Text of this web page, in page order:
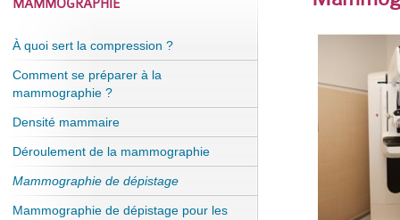
MAMMOGRAPHIE
À quoi sert la compression ?
Comment se préparer à la
mammographie ?
Densité mammaire
Déroulement de la mammographie
Mammographie de dépistage
Mammographie de dépistage pour les